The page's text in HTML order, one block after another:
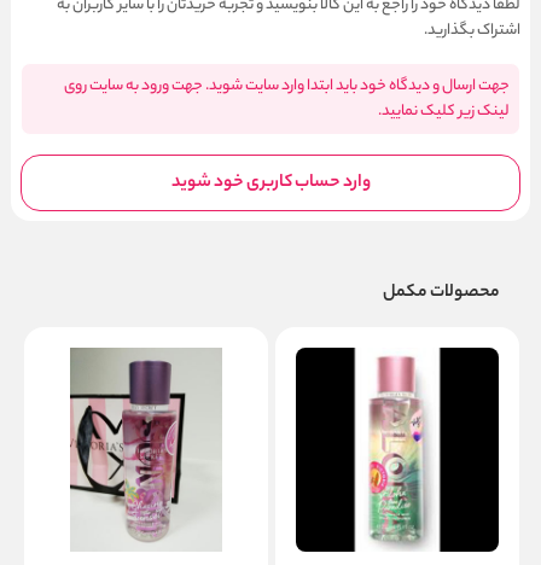
لطفا دیدگاه خود را راجع به این کالا بنویسید و تجربه خریدتان را با سایر کاربران به
اشتراک بگذارید.
جهت ارسال و دیدگاه خود باید ابتدا وارد سایت شوید. جهت ورود به سایت روی
لینک زیر کلیک نمایید.
وارد حساب کاربری خود شوید
محصولات مکمل